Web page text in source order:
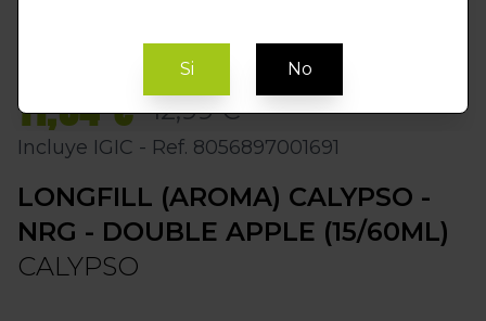
11,04 € 12,99 €
Incluye IGIC - Ref. 8056897001691
LONGFILL (AROMA) CALYPSO -
NRG - DOUBLE APPLE (15/60ML)
CALYPSO
Si No